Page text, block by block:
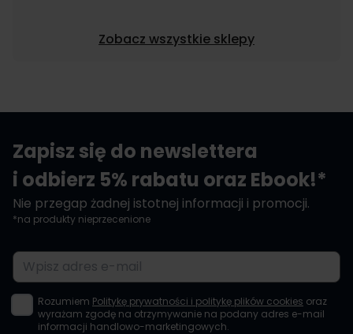
Zobacz wszystkie sklepy
Zapisz się do newslettera
i odbierz 5% rabatu oraz Ebook!*
Nie przegap żadnej istotnej informacji i promocji.
*na produkty nieprzecenione
Adres e-mail
Rozumiem Politykę prywatności i politykę plików cookies oraz
wyrażam zgodę na otrzymywanie na podany adres e-mail
informacji handlowo-marketingowych.